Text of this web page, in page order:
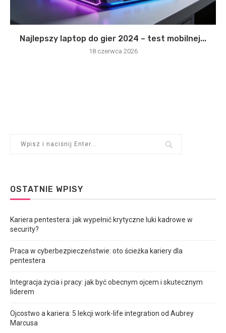
Najlepszy laptop do gier 2024 – test mobilnej...
18 czerwca 2026
OSTATNIE WPISY
Kariera pentestera: jak wypełnić krytyczne luki kadrowe w
security?
Praca w cyberbezpieczeństwie: oto ścieżka kariery dla
pentestera
Integracja życia i pracy: jak być obecnym ojcem i skutecznym
liderem
Ojcostwo a kariera: 5 lekcji work-life integration od Aubrey
Marcusa